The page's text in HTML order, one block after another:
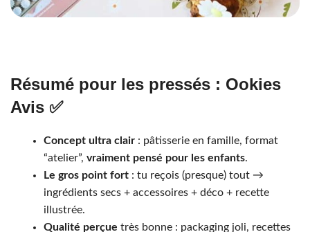
Résumé pour les pressés : Ookies
Avis ✅
Concept ultra clair : pâtisserie en famille, format
“atelier”, vraiment pensé pour les enfants.
Le gros point fort : tu reçois (presque) tout →
ingrédients secs + accessoires + déco + recette
illustrée.
Qualité perçue très bonne : packaging joli, recettes